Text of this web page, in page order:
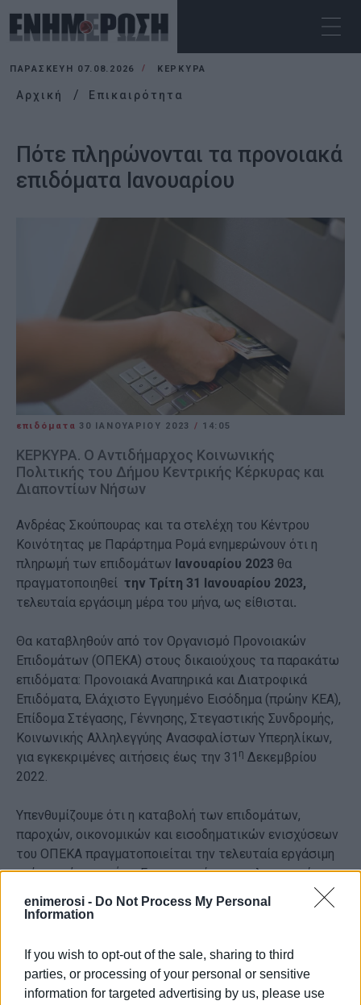
enimerosi - Do Not Process My Personal
Information
If you wish to opt-out of the sale, sharing to third
parties, or processing of your personal or sensitive
information for targeted advertising by us, please use
ΠΑΡΑΣΚΕΥΉ 07.08.2026 ΚΕΡΚΥΡΑ
Αρχική Επικαιρότητα
Πότε πληρώνονται τα προνοιακά
επιδόματα Ιανουαρίου
επιδόματα 30 ΙΑΝΟΥΑΡΊΟΥ 2023 / 14:05
ΚΕΡΚΥΡΑ. Ο Αντιδήμαρχος Κοινωνικής
Πολιτικής του Δήμου Κεντρικής Κέρκυρας και
Διαποντίων Νήσων
Ανδρέας Σκούπουρας και τα στελέχη του Κέντρου
Κοινότητας με Παράρτημα Ρομά ενημερώνουν ότι η
πληρωμή των επιδομάτων Ιανουαρίου 2023 θα
πραγματοποιηθεί την Τρίτη 31 Ιανουαρίου 2023,
τελευταία εργάσιμη μέρα του μήνα, ως είθισται.
Θα καταβληθούν από τον Οργανισμό Προνοιακών
Επιδομάτων (ΟΠΕΚΑ) στους δικαιούχους τα παρακάτω
επιδόματα: Προνοιακά Αναπηρικά και Διατροφικά
Επιδόματα, Ελάχιστο Εγγυημένο Εισόδημα (πρώην ΚΕΑ),
Επίδομα Στέγασης, Γέννησης, Στεγαστικής Συνδρομής,
Κοινωνικής Αλληλεγγύης Ανασφαλίστων Υπερηλίκων,
για εγκεκριμένες αιτήσεις έως την 31 η Δεκεμβρίου
2022.
Υπενθυμίζουμε ότι η καταβολή των επιδομάτων,
παροχών, οικονομικών και εισοδηματικών ενισχύσεων
του ΟΠΕΚΑ πραγματοποιείται την τελευταία εργάσιμη
ημέρα εκάστου μήνα. Για περισσότερες πληροφορίες
μπορείτε να απευθύνεστε στα γραφεία του Δήμου μας:
Κέντρο Κοινότητας Δήμου Κεντρικής Κέρκυρας &
Στ.Δεσύλλα 6, Τηλ.2661045923
Παράρτημα Ρομά
Λιβάδι Ρόπα, Δ.Ε.Παρελίων, Τηλ.2661094347